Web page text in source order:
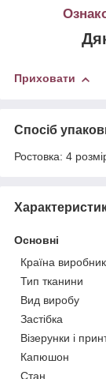
Приховати
Спосіб
Ростовка: 4
Основні
Країна виробник
Тип тканини
Вид виробу
Застібка
Візерунки і
Капюшон
Стан